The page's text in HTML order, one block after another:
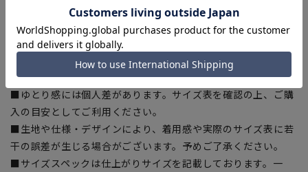
【商品に関するご注意】
■天然素材のリサイクル原料のため節やネップ等があります
が、傷ではなく商品特性ですのでご了承くださいませ。
■商品画像はサンプルのため、色味やサイズ等の仕様に変更が
ある場合がございますので、予めご了承ください。
■ゆとり感には個人差があります。サイズ表を確認の上、ご購
入の目安としてご利用ください。
■生地や仕様・デザインにより、着用感や実際のサイズ表に若
干の誤差が生じる場合がございます。予めご了承ください。
■サイズスペックは仕上がりサイズを記載しております。一